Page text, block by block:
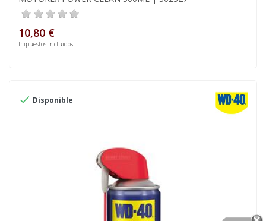
10,80 €
Impuestos incluidos
 Disponible